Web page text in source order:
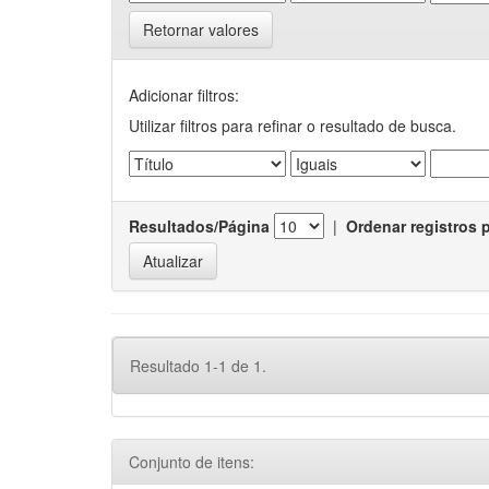
Retornar valores
Adicionar filtros:
Utilizar filtros para refinar o resultado de busca.
Resultados/Página | Ordenar registros
Resultado 1-1 de 1.
Conjunto de itens: